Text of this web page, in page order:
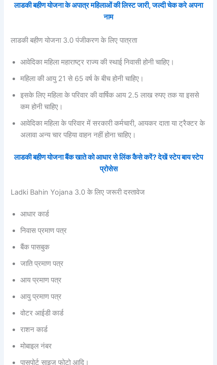
लाडकी बहीण योजना के अपात्र महिलाओं की लिस्ट जारी, जल्दी चेक करे अपना
नाम
लाडकी बहीण योजना 3.0 पंजीकरण के लिए पात्रता
आवेदिका महिला महाराष्ट्र राज्य की स्थाई निवासी होनी चाहिए।
महिला की आयु 21 से 65 वर्ष के बीच होनी चाहिए।
इसके लिए महिला के परिवार की वार्षिक आय 2.5 लाख रुपए तक या इससे
कम होनी चाहिए।
आवेदिका महिला के परिवार में सरकारी कर्मचारी, आयकर दाता या ट्रैक्टर के
अलावा अन्य चार पहिया वाहन नहीं होना चाहिए।
लाडकी बहीण योजना बैंक खाते को आधार से लिंक कैसे करें? देखें स्टेप बाय स्टेप
प्रोसेस
Ladki Bahin Yojana 3.0 के लिए जरूरी दस्तावेज
आधार कार्ड
निवास प्रमाण पत्र
बैंक पासबुक
जाति प्रमाण पत्र
आय प्रमाण पत्र
आयु प्रमाण पत्र
वोटर आईडी कार्ड
राशन कार्ड
मोबाइल नंबर
पासपोर्ट साइज फोटो आदि।